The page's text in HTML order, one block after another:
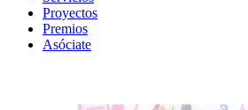
Proyectos
Premios
Asóciate